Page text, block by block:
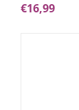
€16,99